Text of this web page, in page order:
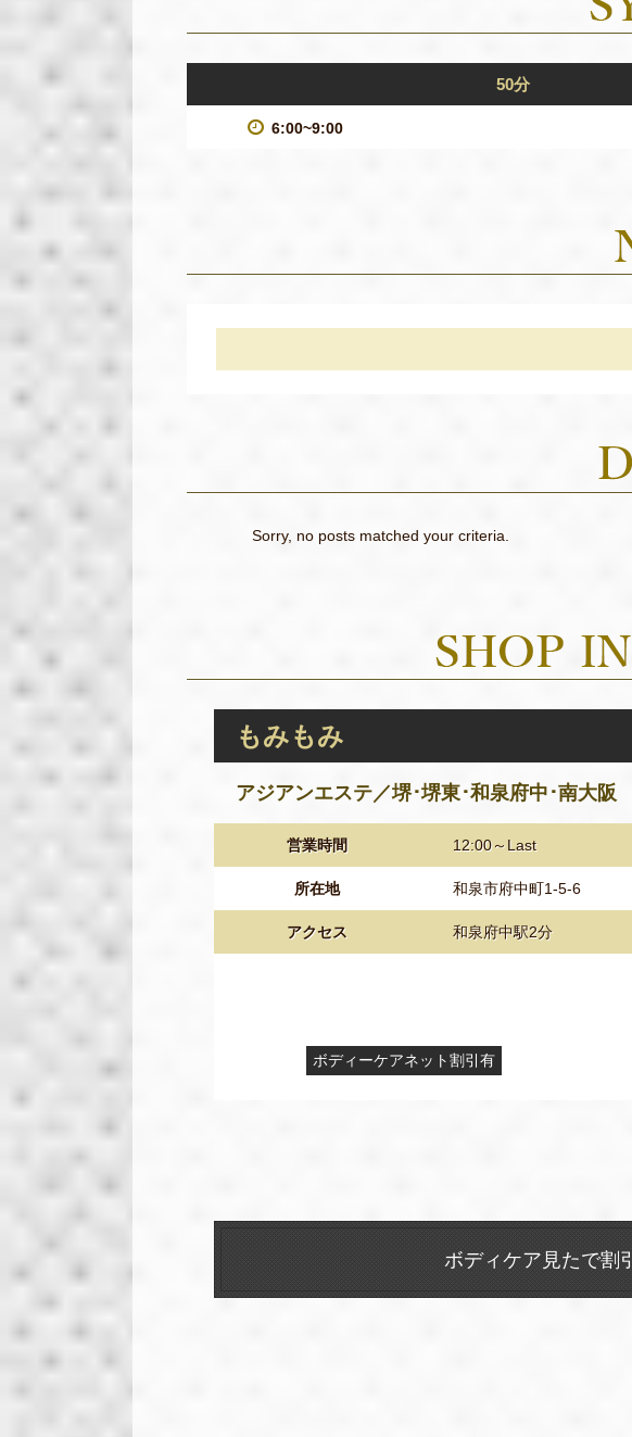
50分
6:00~9:00
Sorry, no posts matched your criteria.
もみもみ
アジアンエステ／堺･堺東･和泉府中･南大阪
営業時間 12:00～Last
所在地 和泉市府中町1-5-6
アクセス 和泉府中駅2分
ボディーケアネット割引有
ボディケア見たで割引